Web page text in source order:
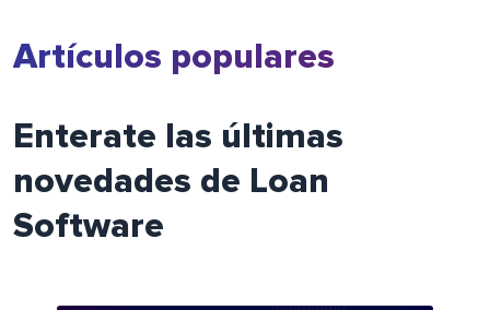
Artículos populares
Enterate las últimas
novedades de Loan
Software